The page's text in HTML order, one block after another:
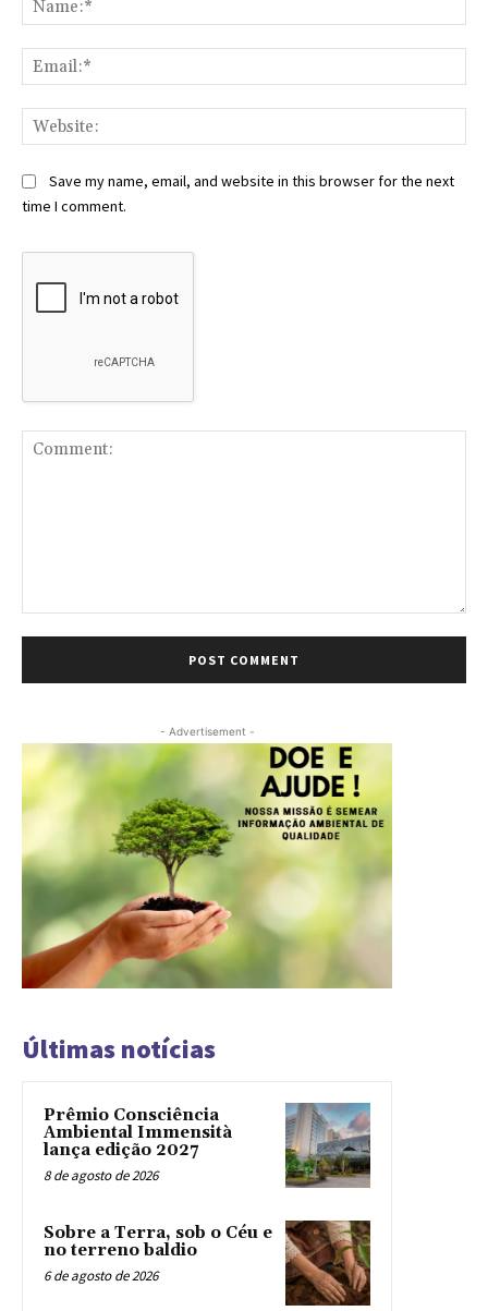
Save my name, email, and website in this browser for the next
time I comment.
- Advertisement -
Últimas notícias
Prêmio Consciência
Ambiental Immensità
lança edição 2027
8 de agosto de 2026
Sobre a Terra, sob o Céu e
no terreno baldio
6 de agosto de 2026